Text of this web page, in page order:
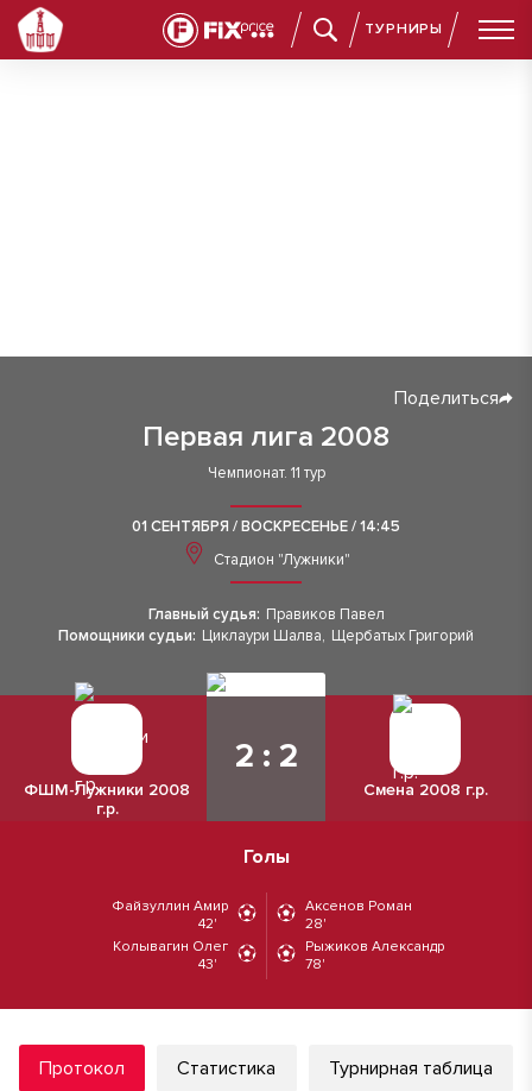
ТУРНИРЫ
Первая лига 2008
Поделиться
Чемпионат. 11 тур
01 СЕНТЯБРЯ / ВОСКРЕСЕНЬЕ / 14:45
Стадион "Лужники"
Главный судья: Правиков Павел
Помощники судьи: Циклаури Шалва, Щербатых Григорий
ФШМ-Лужники 2008
г.р.
2 : 2
Смена 2008 г.р.
Голы
Файзуллин Амир
42'
Колывагин Олег
43'
Аксенов Роман
28'
Рыжиков Александр
78'
Протокол Статистика Турнирная таблица